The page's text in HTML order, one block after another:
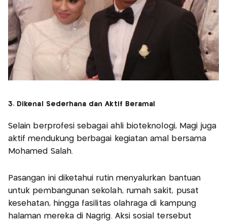
3. Dikenal Sederhana dan Aktif Beramal
Selain berprofesi sebagai ahli bioteknologi, Magi juga
aktif mendukung berbagai kegiatan amal bersama
Mohamed Salah.
Pasangan ini diketahui rutin menyalurkan bantuan
untuk pembangunan sekolah, rumah sakit, pusat
kesehatan, hingga fasilitas olahraga di kampung
halaman mereka di Nagrig. Aksi sosial tersebut